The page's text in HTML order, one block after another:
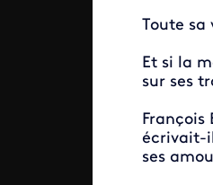
Toute sa
Et si la
sur ses
François
écrivait-
ses